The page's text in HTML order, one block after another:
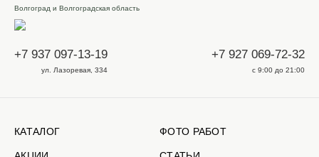
Волгоград и Волгоградская область
+7 937 097-13-19
ул. Лазоревая, 334
+7 927 069-72-32
с 9:00 до 21:00
КАТАЛОГ ФОТО РАБОТ